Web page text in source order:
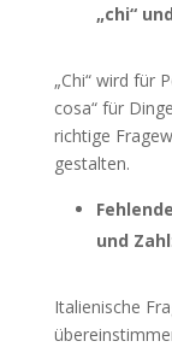
„chi“
„Chi“ wird für
cosa“ für
richtige
gestalten.
und Zahl
Italienische